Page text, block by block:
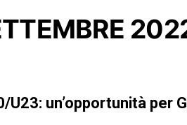
un’opportunità per